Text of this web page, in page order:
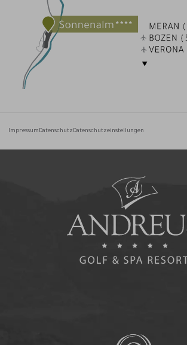
ImpressumDatenschutzDatenschutzeinstellungen